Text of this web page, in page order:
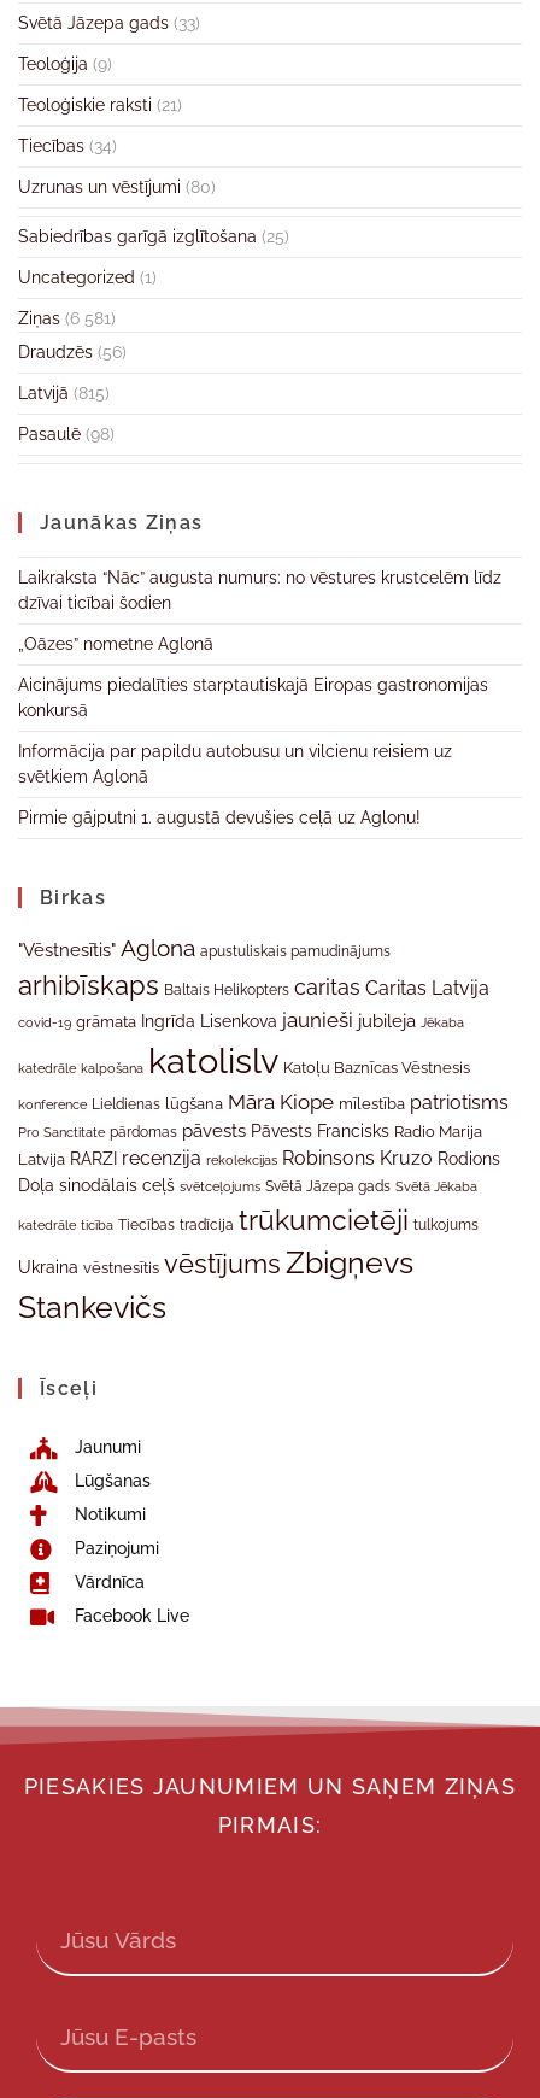
Svētā Jāzepa gads (33)
Teoloģija (9)
Teoloģiskie raksti (21)
Tiecības (34)
Uzrunas un vēstījumi (80)
Sabiedrības garīgā izglītošana (25)
Uncategorized (1)
Ziņas (6 581)
Draudzēs (56)
Latvijā (815)
Pasaulē (98)
Jaunākas Ziņas
Laikraksta “Nāc” augusta numurs: no vēstures krustcelēm līdz
dzīvai ticībai šodien
„Oāzes” nometne Aglonā
Aicinājums piedalīties starptautiskajā Eiropas gastronomijas
konkursā
Informācija par papildu autobusu un vilcienu reisiem uz
svētkiem Aglonā
Pirmie gājputni 1. augustā devušies ceļā uz Aglonu!
Birkas
"Vēstnesītis" Aglona apustuliskais pamudinājums
arhibīskaps Baltais Helikopters caritas Caritas Latvija
covid-19 grāmata Ingrīda Lisenkova jaunieši jubileja Jēkaba
katedrāle kalpošana katolislv Katoļu Baznīcas Vēstnesis
konference Lieldienas lūgšana Māra Kiope mīlestība patriotisms
Pro Sanctitate pārdomas pāvests Pāvests Francisks Radio Marija
Latvija RARZI recenzija rekolekcijas Robinsons Kruzo Rodions
Doļa sinodālais ceļš svētceļojums Svētā Jāzepa gads Svētā Jēkaba
katedrāle ticība Tiecības tradīcija trūkumcietēji tulkojums
Ukraina vēstnesītis vēstījumsZbigņevs
Stankevičs
Īsceļi
Jaunumi
Lūgšanas
Notikumi
Paziņojumi
Vārdnīca
Facebook Live
PIESAKIES JAUNUMIEM UN SAŅEM ZIŅAS
PIRMAIS: